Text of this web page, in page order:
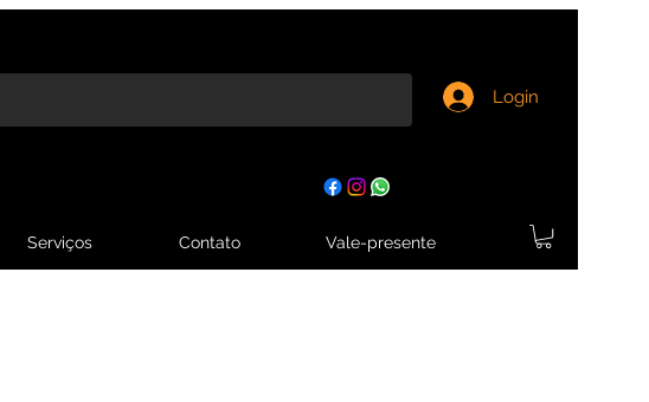
Login
Serviços Contato Vale-presente